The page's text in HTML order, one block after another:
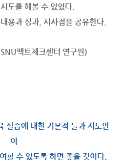
도를 해볼 수 있었다.
용과 성과, 시사점을 공유한다.
팩트체크센터 연구원)
실습에 대한 기본적 틀과 지도안
이
할 수 있도록 하면 좋을 것이다.